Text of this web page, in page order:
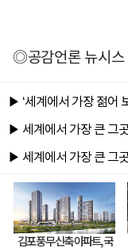
◎공감언론 뉴시스